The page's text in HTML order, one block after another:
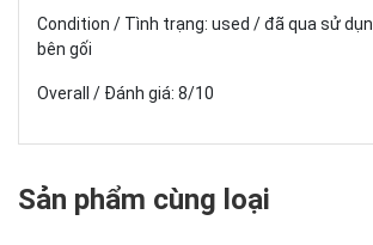
Condition / Tình trạng: used / đã qua sử
bên gối
Overall / Đánh giá: 8/10
Sản phẩm cùng loại